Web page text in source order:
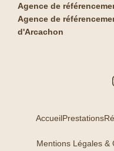
Agence de
Agence de
d'Arcachon
AccueilPrestations
Mentions Légales &